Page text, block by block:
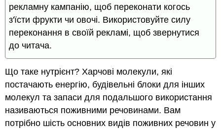
рекламну кампанію, щоб переконати когось
з'їсти фрукти чи овочі. Використовуйте силу
переконання в своїй рекламі, щоб звернутися
до читача.
Що таке нутрієнт? Харчові молекули, які
постачають енергію, будівельні блоки для інших
молекул та запаси для подальшого використання
називаються поживними речовинами. Вам
потрібно шість основних видів поживних речовин у